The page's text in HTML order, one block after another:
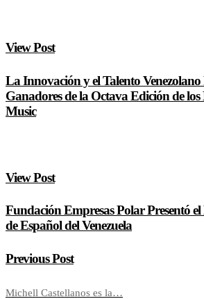
View Post
La Innovación y el Talento
Ganadores de la Octava Edición de los
Music
View Post
Fundación Empresas Polar Presentó
de Español del Venezuela
Previous Post
Michell Castellanos es la…